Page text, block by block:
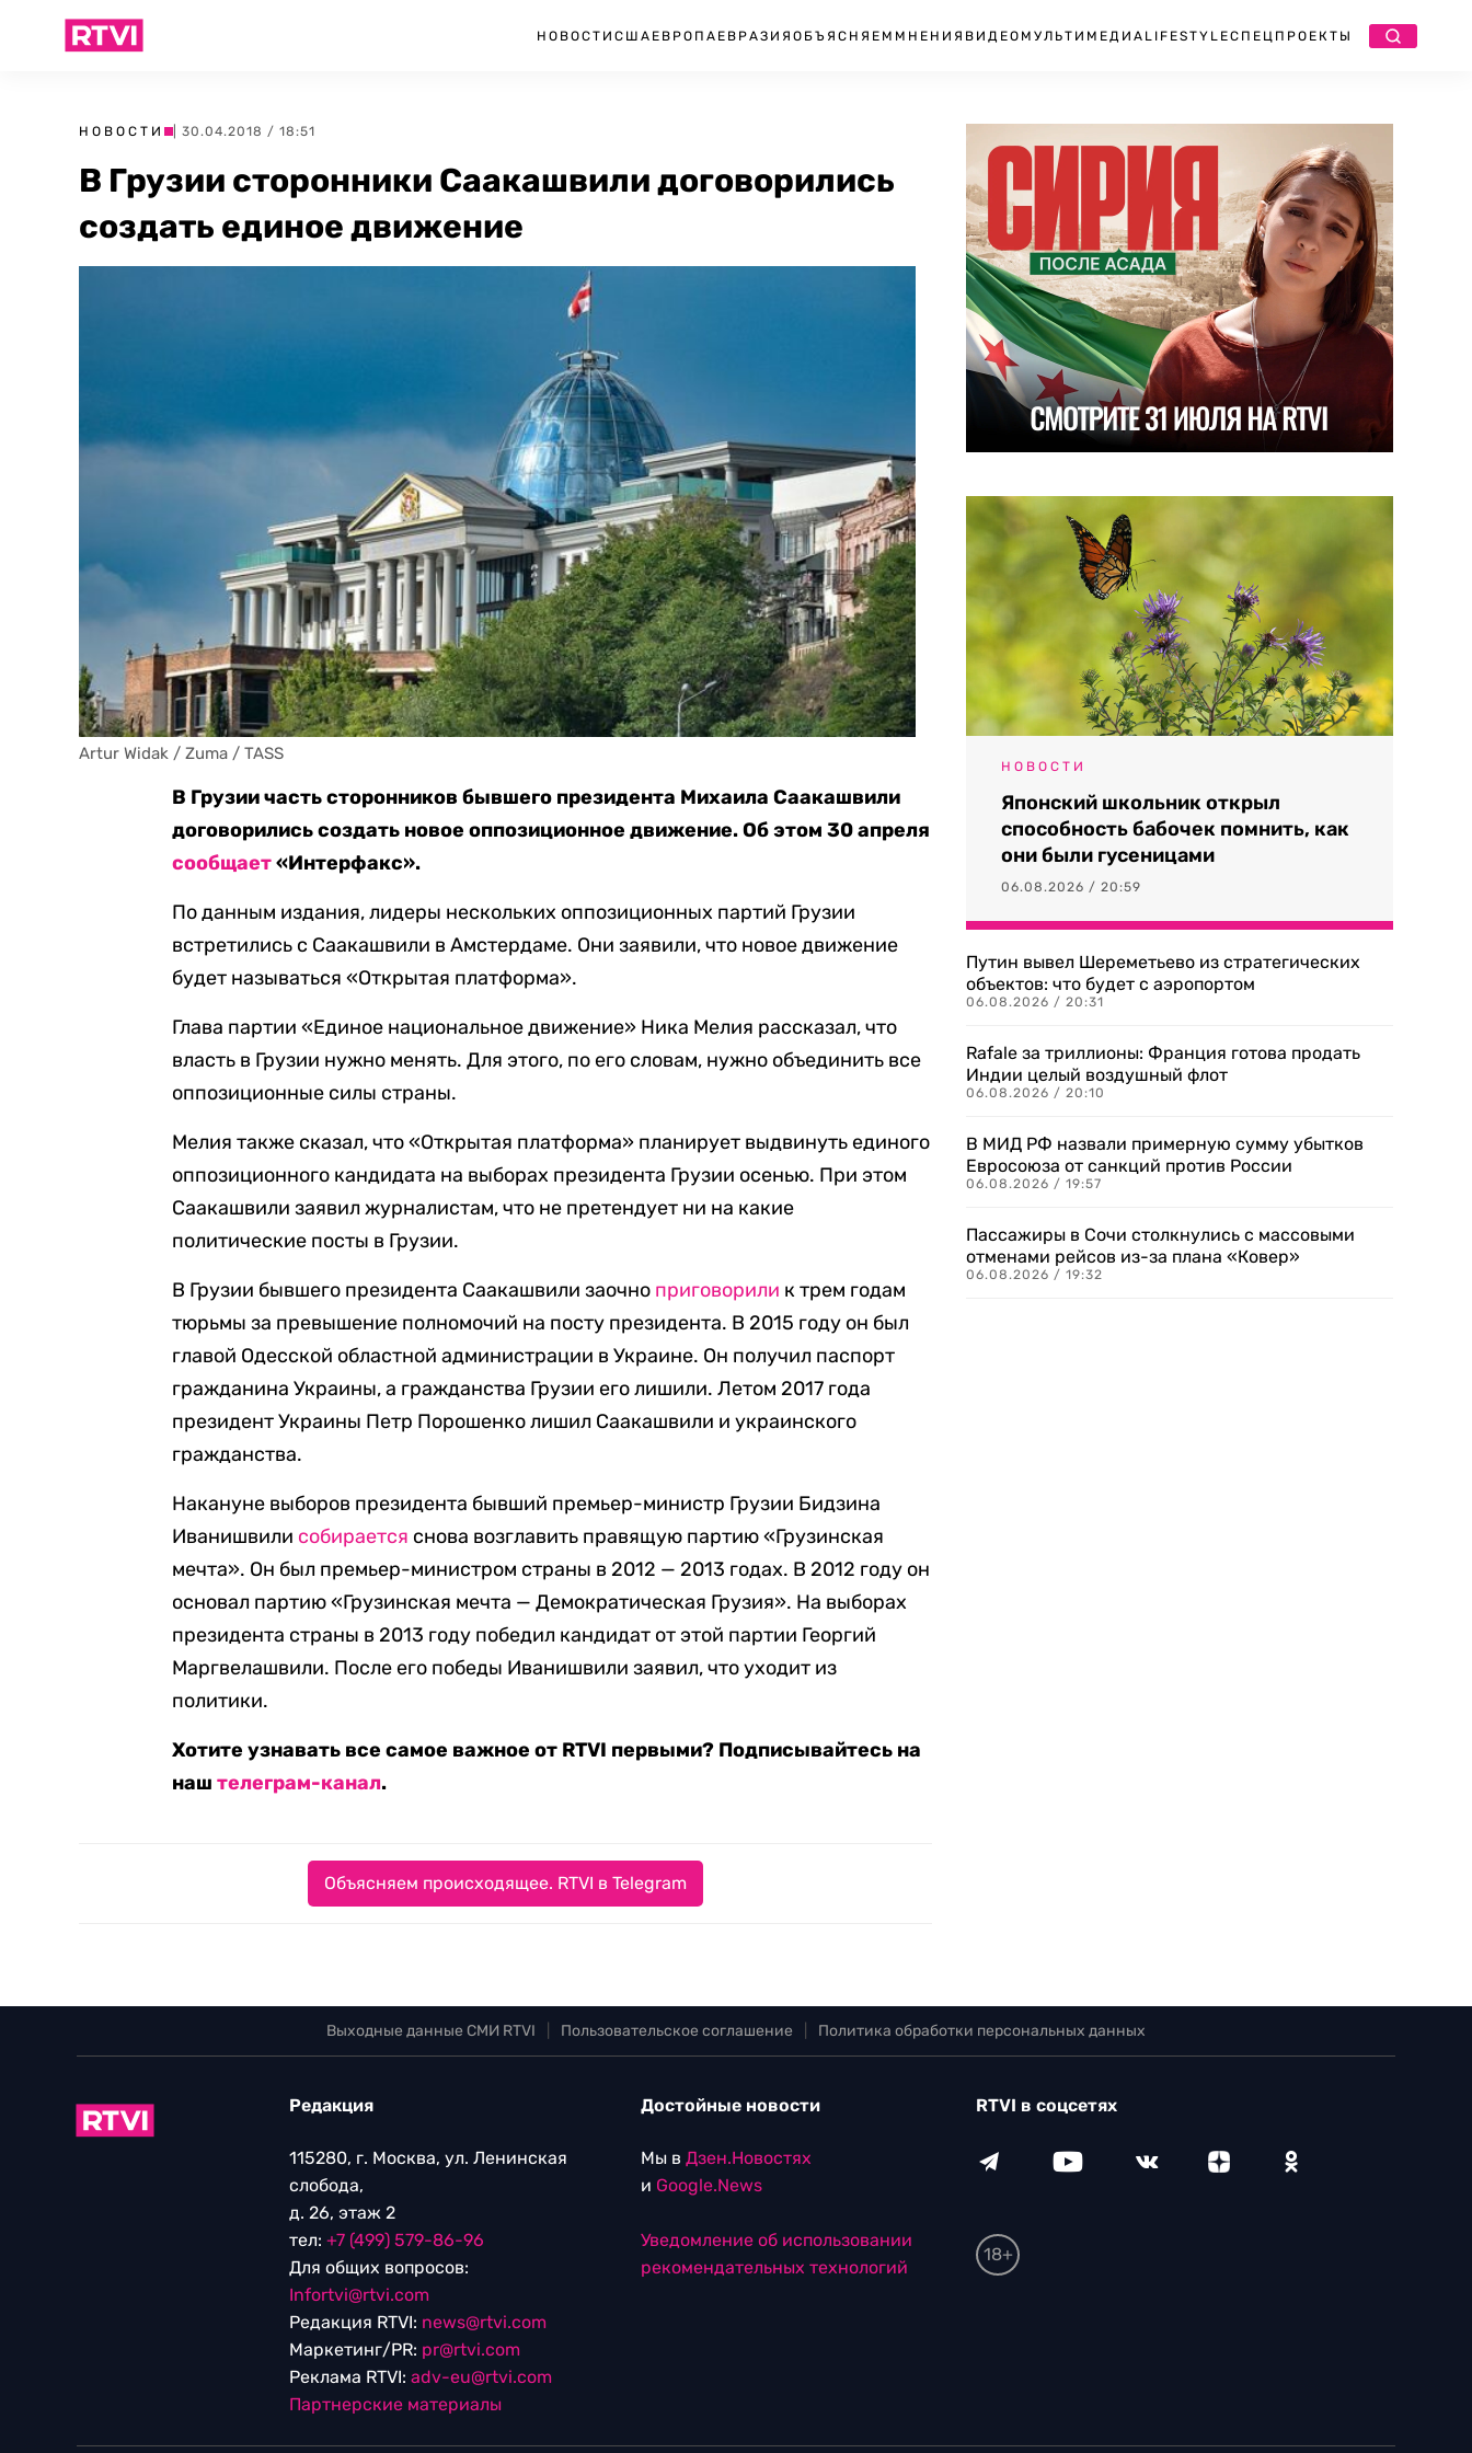
НОВОСТИ США ЕВРОПА ЕВРАЗИЯ ОБЪЯСНЯЕМ МНЕНИЯ ВИДЕО МУЛЬТИМЕДИА LIFESTYLEСПЕЦПРОЕКТЫ
НОВОСТИ | 30.04.2018 / 18:51
В Грузии сторонники Саакашвили договорились
создать единое движение
Artur Widak / Zuma / TASS
В Грузии часть сторонников бывшего президента Михаила Саакашвили
договорились создать новое оппозиционное движение. Об этом 30 апреля
сообщает«Интерфакс».
По данным издания, лидеры нескольких оппозиционных партий Грузии
встретились с Саакашвили в Амстердаме. Они заявили, что новое движение
будет называться «Открытая платформа».
Глава партии «Единое национальное движение» Ника Мелия рассказал, что
власть в Грузии нужно менять. Для этого, по его словам, нужно объединить все
оппозиционные силы страны.
Мелия также сказал, что «Открытая платформа» планирует выдвинуть единого
оппозиционного кандидата на выборах президента Грузии осенью. При этом
Саакашвили заявил журналистам, что не претендует ни на какие
политические посты в Грузии.
В Грузии бывшего президента Саакашвили заочно приговорили к трем годам
тюрьмы за превышение полномочий на посту президента. В 2015 году он был
главой Одесской областной администрации в Украине. Он получил паспорт
гражданина Украины, а гражданства Грузии его лишили. Летом 2017 года
президент Украины Петр Порошенко лишил Саакашвили и украинского
гражданства.
Накануне выборов президента бывший премьер-министр Грузии Бидзина
Иванишвили собирается снова возглавить правящую партию «Грузинская
мечта». Он был премьер-министром страны в 2012 — 2013 годах. В 2012 году он
основал партию «Грузинская мечта — Демократическая Грузия». На выборах
президента страны в 2013 году победил кандидат от этой партии Георгий
Маргвелашвили. После его победы Иванишвили заявил, что уходит из
политики.
Хотите узнавать все самое важное от RTVI первыми? Подписывайтесь на
наштелеграм-канал.
Объясняем происходящее. RTVI в Telegram
НОВОСТИ
Японский школьник открыл
способность бабочек помнить, как
они были гусеницами
06.08.2026 / 20:59
Путин вывел Шереметьево из стратегических
объектов: что будет с аэропортом
06.08.2026 / 20:31
Rafale за триллионы: Франция готова продать
Индии целый воздушный флот
06.08.2026 / 20:10
В МИД РФ назвали примерную сумму убытков
Евросоюза от санкций против России
06.08.2026 / 19:57
Пассажиры в Сочи столкнулись с массовыми
отменами рейсов из-за плана «Ковер»
06.08.2026 / 19:32
Выходные данные СМИ RTVI Пользовательское соглашение Политика обработки персональных данных
Редакция
115280, г. Москва, ул. Ленинская
слобода,
д. 26, этаж 2
тел: +7 (499) 579-86-96
Для общих вопросов:
Infortvi@rtvi.com
Редакция RTVI: news@rtvi.com
Маркетинг/PR: pr@rtvi.com
Реклама RTVI: adv-eu@rtvi.com
Партнерские материалы
Достойные новости
Мы в Дзен.Новостях
и Google.News
Уведомление об использовании
рекомендательных технологий
RTVI в соцсетях
18+